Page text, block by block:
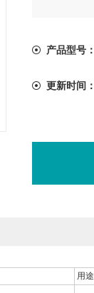
产品型号：
更新时间：
用途